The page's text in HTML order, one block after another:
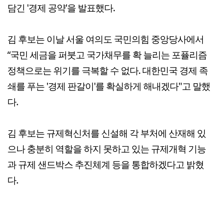
담긴 '경제 공약'을 발표했다.
김 후보는 이날 서울 여의도 국민의힘 중앙당사에서
“국민 세금을 퍼붓고 국가채무를 확 늘리는 포퓰리즘
정책으로는 위기를 극복할 수 없다. 대한민국 경제 족
쇄를 푸는 '경제 판갈이'를 확실하게 해내겠다"고 말했
다.
김 후보는 규제혁신처를 신설해 각 부처에 산재해 있
으나 충분히 역할을 하지 못하고 있는 규제개혁 기능
과 규제 샌드박스 추진체계 등을 통합하겠다고 밝혔
다.